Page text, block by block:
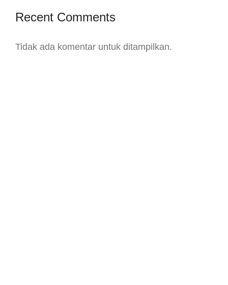
Recent Comments
Tidak ada komentar untuk ditampilkan.